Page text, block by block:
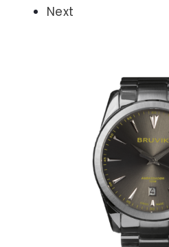
Next